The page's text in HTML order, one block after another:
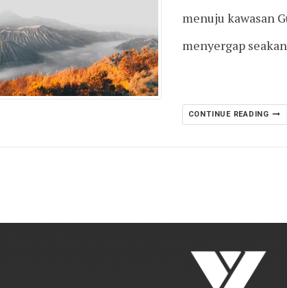
menuju kawasan
menyergap
CONTINUE READING